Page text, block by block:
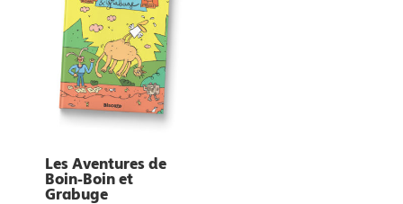
Les Aventures de
Boin-Boin et
Grabuge